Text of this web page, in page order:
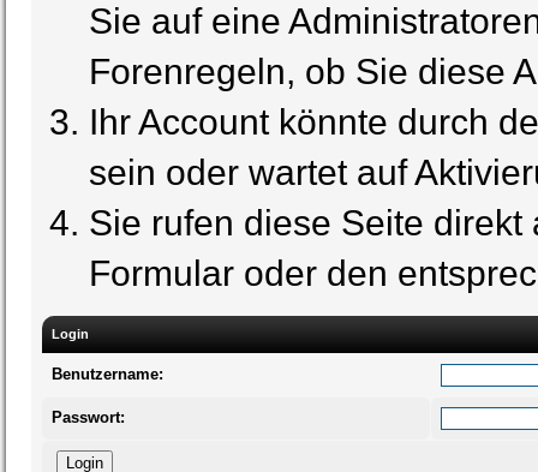
Sie auf eine
Forenregeln, ob Sie diese
Ihr Account könnte durch
sein oder wartet auf
Sie rufen diese Seite
Formular oder den
Login
Benutzername:
Passwort: